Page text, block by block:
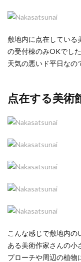
敷地内に点在している
の受付棟のみOKでした
天気の悪いド平日なの
点在する美術
こんな感じで敷地内
ある美術作家さんの小
プローチや周辺の植物